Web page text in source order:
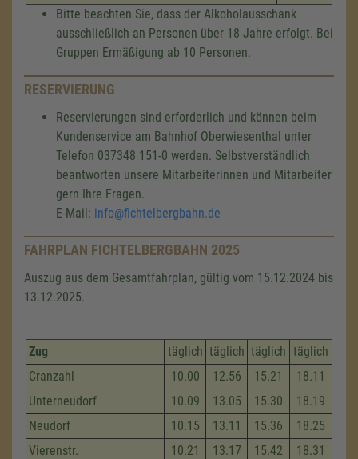
Bitte beachten Sie, dass der Alkoholausschank
ausschließlich an Personen über 18 Jahre erfolgt. Bei
Gruppen Ermäßigung ab 10 Personen.
RESERVIERUNG
Reservierungen sind erforderlich und können beim
Kundenservice am Bahnhof Oberwiesenthal unter
Telefon 037348 151-0 werden. Selbstverständlich
beantworten unsere Mitarbeiterinnen und Mitarbeiter
gern Ihre Fragen.
E-Mail: info@fichtelbergbahn.de
FAHRPLAN FICHTELBERGBAHN 2025
Auszug aus dem Gesamtfahrplan, gültig vom 15.12.2024 bis
13.12.2025.
Zug täglich täglich täglich täglich
Cranzahl
10.00 12.56 15.21
18.11
Unterneudorf
10.09 13.05 15.30
18.19
Neudorf
10.15 13.11 15.36
18.25
Vierenstr.
10.21 13.17 15.42 18.31